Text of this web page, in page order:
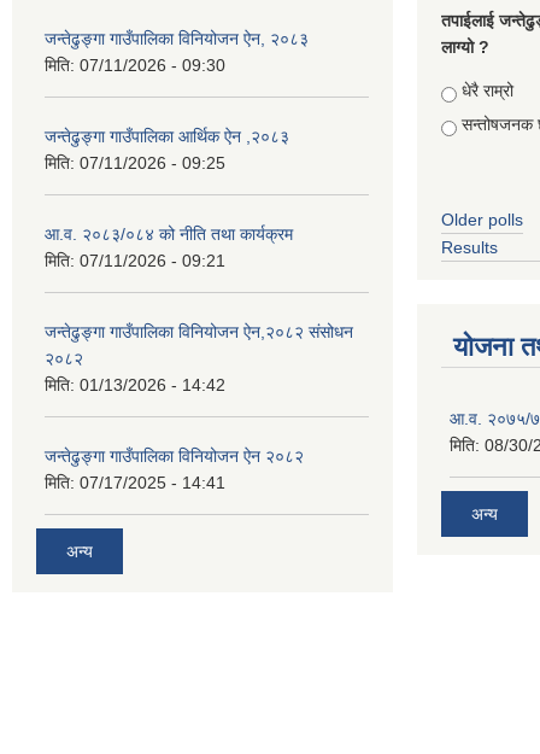
जन्तेढुङ्गा गाउँपालिका विनियोजन ऐन, २०८३
मिति: 07/11/2026 - 09:30
जन्तेढुङ्गा गाउँपालिका आर्थिक ऐन ,२०८३
मिति: 07/11/2026 - 09:25
आ.व. २०८३/०८४ को नीति तथा कार्यक्रम
मिति: 07/11/2026 - 09:21
जन्तेढुङ्गा गाउँपालिका विनियोजन ऐन,२०८२ संसोधन
२०८२
मिति: 01/13/2026 - 14:42
जन्तेढुङ्गा गाउँपालिका विनियोजन ऐन २०८२
मिति: 07/17/2025 - 14:41
अन्य
तपाईलाई
लाग्यो ?
Choices
धेरै राम्रो
सन्तोषजनक
Older polls
Results
योजना
आ.व. २०७५/७६
मिति: 08/30/
अन्य